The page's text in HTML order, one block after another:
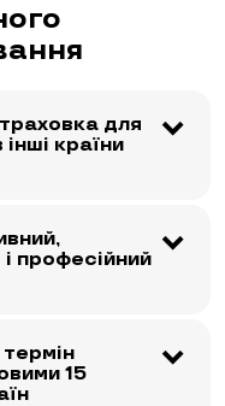
для
країни
професійний
15